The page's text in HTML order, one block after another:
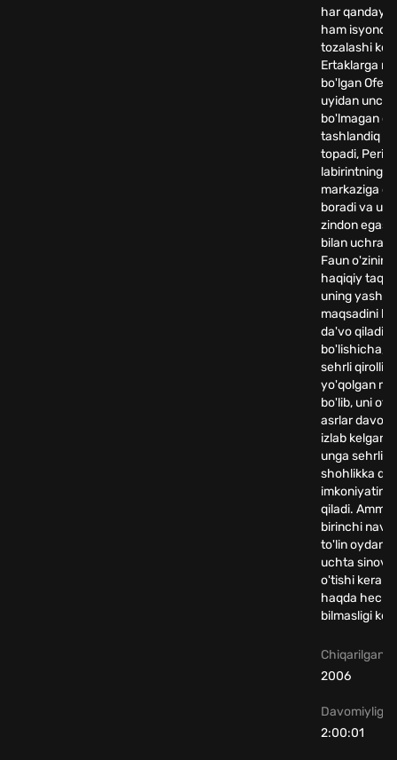
har qanday
ham
tozalashi
Ertaklarga
bo'lgan
uyidan
bo'lmagan
tashlandiq
topadi, Peri
labirintning
markaziga
boradi va u
zindon egasi
bilan
Faun o'zining
haqiqiy
uning
maqsadini
da'vo qiladi.
bo'lishicha,
sehrli
yo'qolgan
bo'lib, uni
asrlar
izlab kelgan.
unga sehrli
shohlikka
imkoniyatini
qiladi. Ammo
birinchi
to'lin oydan
uchta
o'tishi kerak.
haqda hech
bilmasligi
Chiqarilgan
2006
Davomiyligi
2:00:01